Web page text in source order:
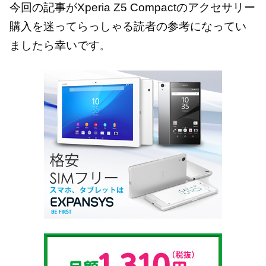
今回の記事がXperia Z5 Compactのアクセサリー
購入を迷ってらっしゃる読者の参考になってい
ましたら幸いです。